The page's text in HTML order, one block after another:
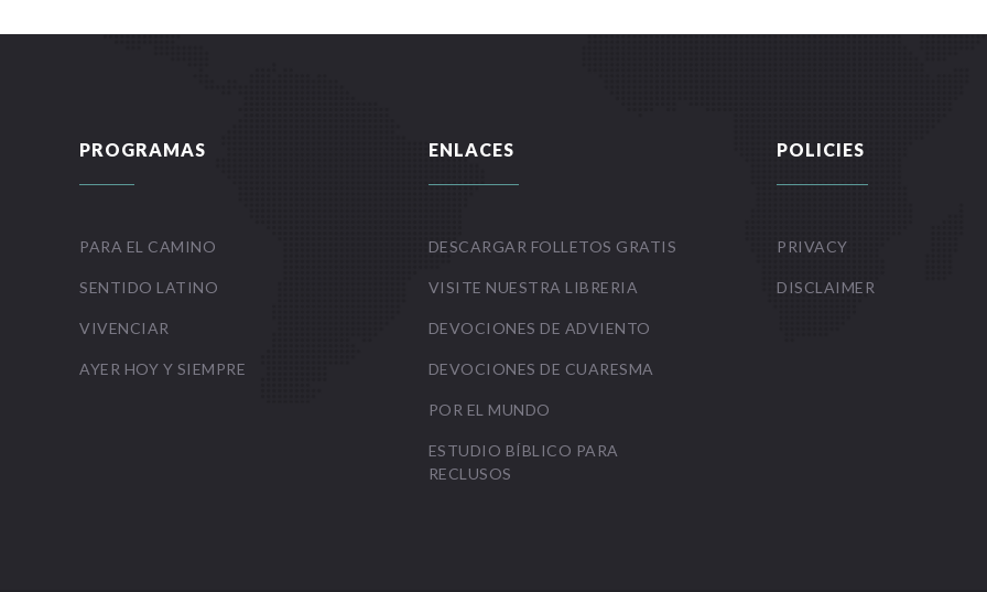
PROGRAMAS
PARA EL CAMINO
SENTIDO LATINO
VIVENCIAR
AYER HOY Y SIEMPRE
ENLACES
DESCARGAR FOLLETOS GRATIS
VISITE NUESTRA LIBRERIA
DEVOCIONES DE ADVIENTO
DEVOCIONES DE CUARESMA
POR EL MUNDO
ESTUDIO BÍBLICO PARA
RECLUSOS
POLICIES
PRIVACY
DISCLAIMER